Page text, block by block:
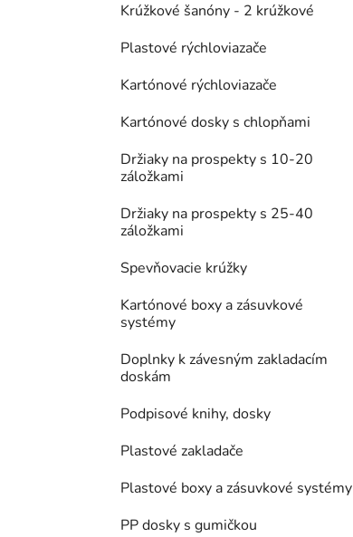
Krúžkové šanóny - 2 krúžkové
Plastové rýchloviazače
Kartónové rýchloviazače
Kartónové dosky s chlopňami
Držiaky na prospekty s 10-20
záložkami
Držiaky na prospekty s 25-40
záložkami
Spevňovacie krúžky
Kartónové boxy a zásuvkové
systémy
Doplnky k závesným zakladacím
doskám
Podpisové knihy, dosky
Plastové zakladače
Plastové boxy a zásuvkové systémy
PP dosky s gumičkou